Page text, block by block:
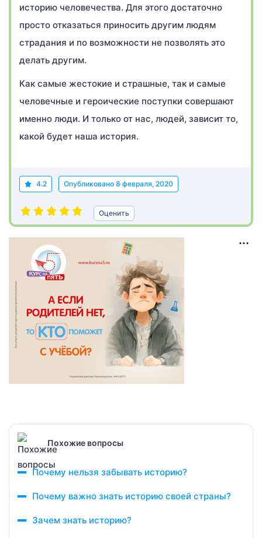
историю человечества. Для этого достаточно
просто отказаться приносить другим людям
страдания и по возможности не позволять это
делать другим.
Как самые жестокие и страшные, так и самые
человечные и героические поступки совершают
именно люди. И только от нас, людей, зависит то,
какой будет наша история.
4.2 Опубликовано 8 февраля, 2020
Оценить
Похожие вопросы
Почему нельзя забывать историю?
Почему важно знать историю своей страны?
Зачем знать историю?